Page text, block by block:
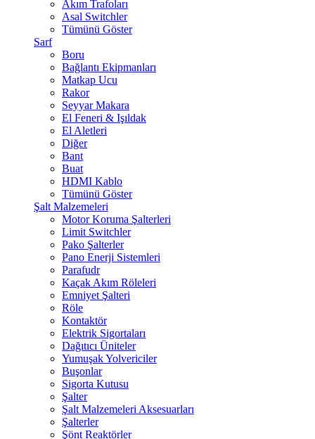
Akım Trafoları
Asal Switchler
Tümünü Göster
Sarf
Boru
Bağlantı Ekipmanları
Matkap Ucu
Rakor
Seyyar Makara
El Feneri & Işıldak
El Aletleri
Diğer
Bant
Buat
HDMI Kablo
Tümünü Göster
Şalt Malzemeleri
Motor Koruma Şalterleri
Limit Switchler
Pako Şalterler
Pano Enerji Sistemleri
Parafudr
Kaçak Akım Röleleri
Emniyet Şalteri
Röle
Kontaktör
Elektrik Sigortaları
Dağıtıcı Üniteler
Yumuşak Yolvericiler
Buşonlar
Sigorta Kutusu
Şalter
Şalt Malzemeleri Aksesuarları
Şalterler
Şönt Reaktörler